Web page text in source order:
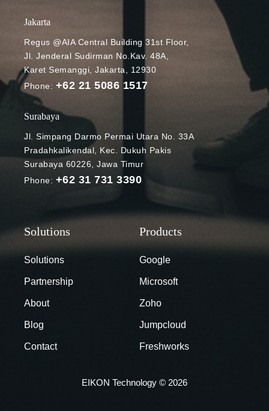
Jakarta
Regus @AIA Central Building 31st Floor,
Jl. Jenderal Sudirman No.Kav. 48A,
Karet Semanggi, Jakarta, 12930
Phone: +62 21 5086 1517
Surabaya
Jl. Simpang Darmo Permai Utara No. 33A
Pradahkalikendal, Kec. Dukuh Pakis
Surabaya 60226, Jawa Timur
Phone: +62 31 731 3390
Solutions
Partnership
About
Blog
Contact
Google
Microsoft
Zoho
Jumpcloud
Freshworks
EIKON Technology © 2026